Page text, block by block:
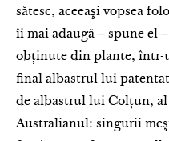
sătesc, aceeaşi vopsea
îi mai adaugă ‒ spune el
obţinute din plante, într-
final albastrul lui
de albastrul lui Colţun,
Australianul: singurii